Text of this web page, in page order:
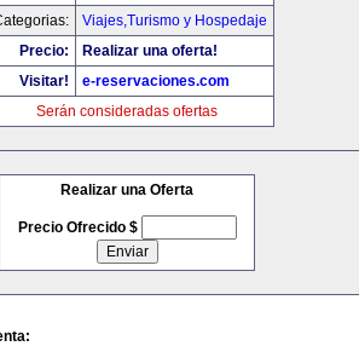
Viajes,Turismo y Hospedaje
Precio:
Realizar una oferta!
Visitar!
e-reservaciones.com
Serán consideradas ofertas
Realizar una Oferta
Precio Ofrecido $